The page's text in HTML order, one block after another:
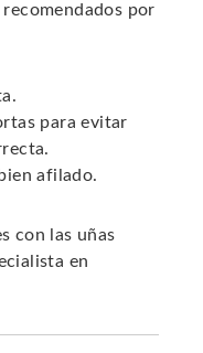
por
para evitar
afilado.
con las uñas
en